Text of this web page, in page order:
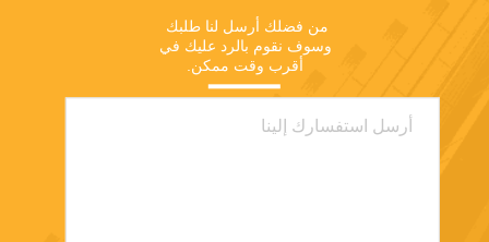
أقرب وقت ممكن.